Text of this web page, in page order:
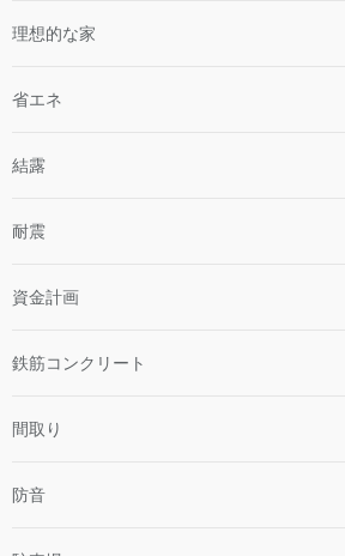
理想的な家
省エネ
結露
耐震
資金計画
鉄筋コンクリート
間取り
防音